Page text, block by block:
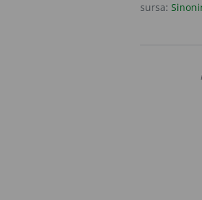
sursa: